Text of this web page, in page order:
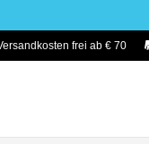
frei ab € 70